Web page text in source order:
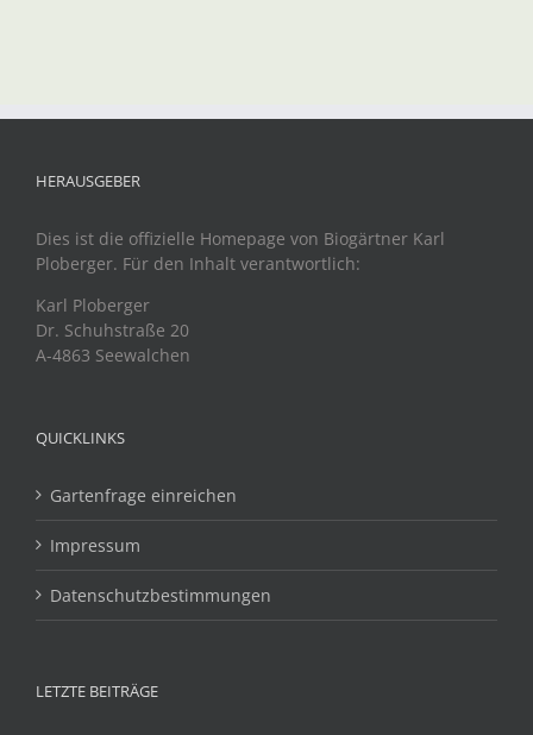
HERAUSGEBER
Dies ist die offizielle Homepage von Biogärtner Karl
Ploberger. Für den Inhalt verantwortlich:
Karl Ploberger
Dr. Schuhstraße 20
A-4863 Seewalchen
QUICKLINKS
Gartenfrage einreichen
Impressum
Datenschutzbestimmungen
LETZTE BEITRÄGE